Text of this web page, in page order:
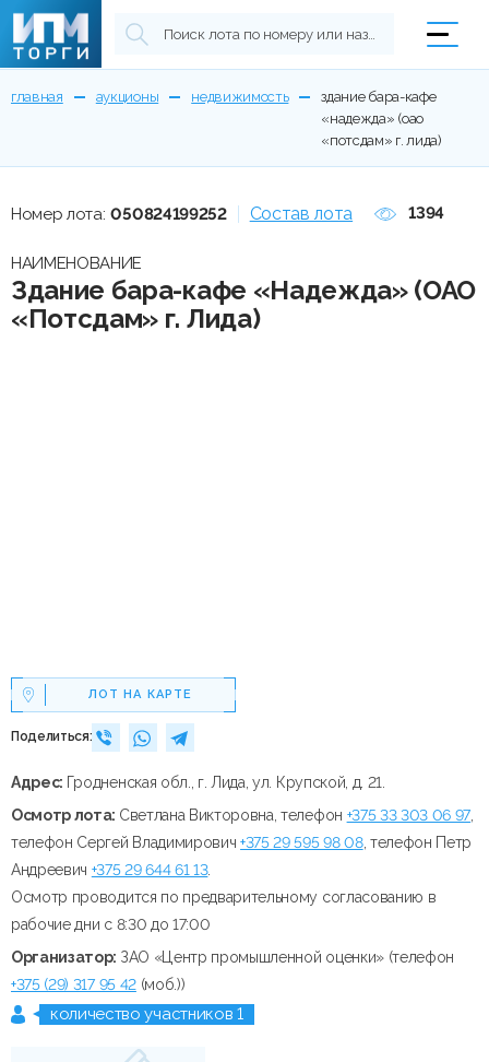
главная аукционы недвижимость
здание бара-кафе
«надежда» (оао
«потсдам» г. лида)
ЛОТ НА КАРТЕ
Поделиться:
Номер лота: 050824199252 Состав лота 1394
НАИМЕНОВАНИЕ
Здание бара-кафе «Надежда» (ОАО
«Потсдам» г. Лида)
Адрес: Гродненская обл., г. Лида, ул. Крупской, д. 21.
Осмотр лота: Светлана Викторовна, телефон +375 33 303 06 97
телефон Сергей Владимирович+375 29 595 98 08, телефон Петр
Андреевич +375 29 644 61 13.
Осмотр проводится по предварительному согласованию в
рабочие дни с 8:30 до 17:00
Организатор: ЗАО «Центр промышленной оценки» (телефон
+375 (29) 317 95 42(моб.))
количество участников 1